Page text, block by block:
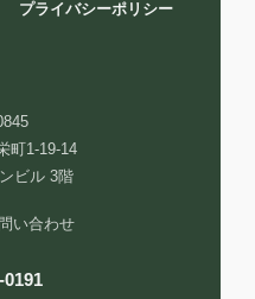
プライバシーポリシー
町1-19-14
ビル 3階
い合わせ
0191